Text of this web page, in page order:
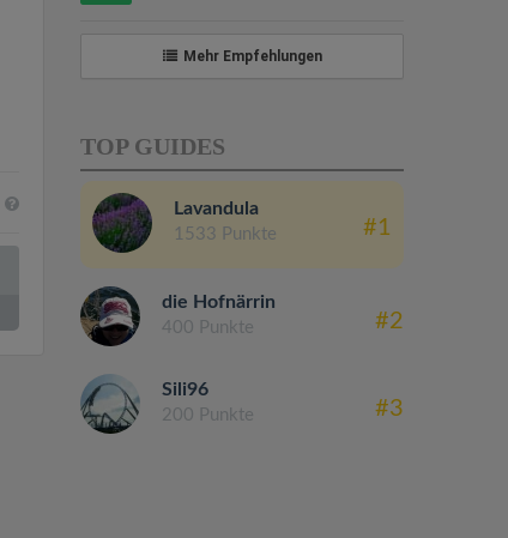
Mehr Empfehlungen
TOP GUIDES
Lavandula
1533 Punkte #1
die Hofnärrin
400 Punkte #2
Sili96
200 Punkte #3